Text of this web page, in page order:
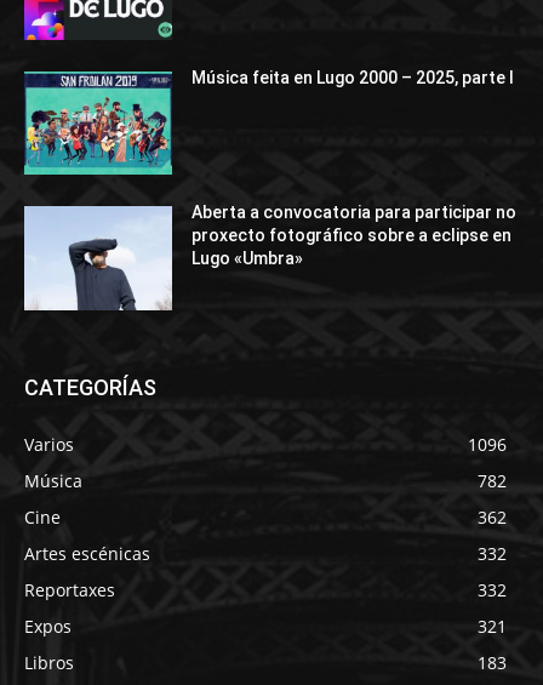
Música feita en Lugo 2000 – 2025, parte I
Aberta a convocatoria para participar no
proxecto fotográfico sobre a eclipse en
Lugo «Umbra»
CATEGORÍAS
Varios
1096
Música
782
Cine
362
Artes escénicas
332
Reportaxes
332
Expos
321
Libros
183